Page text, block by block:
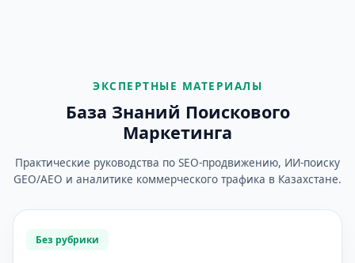
ЭКСПЕРТНЫЕ МАТЕРИАЛЫ
База Знаний Поискового
Маркетинга
Практические руководства по SEO-продвижению, ИИ-поиску
GEO/AEO и аналитике коммерческого трафика в Казахстане.
Без рубрики